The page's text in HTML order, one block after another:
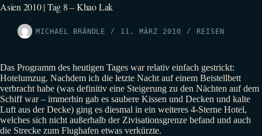
Asien 2010 | Tag 8 – Khao Lak
MICHAEL BRÄNDLE 11. MÄRZ 2010 REISEN
Das Programm des heutigen Tages war relativ einfach gestrickt:
Hotelumzug. Nachdem ich die letzte Nacht auf einem Beistellbett
verbracht habe (was definitiv eine Steigerung zu den Nächten auf dem
Schiff war – immerhin gab es saubere Kissen und Decken und kalte
Luft aus der Decke) ging es diesmal in ein weiteres 4-Sterne Hotel,
welches sich nicht außerhalb der Zivisationsgrenze befand und auch
die Strecke zum Flughafen etwas verkürzte.